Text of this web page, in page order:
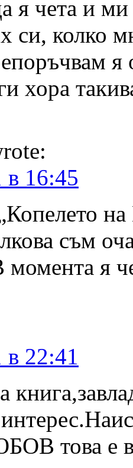
я чета и
си, колко
я
хора
в 16:45
съм
я
в 22:41
това е